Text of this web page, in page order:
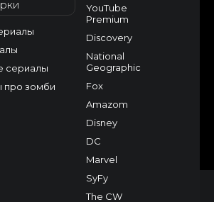
сериалы
про зомби
YouTube
Premium
Discovery
National
Geographic
Fox
Amazom
Disney
DC
Marvel
SyFy
The CW